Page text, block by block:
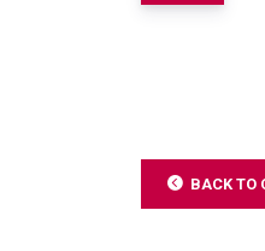
BACK TO